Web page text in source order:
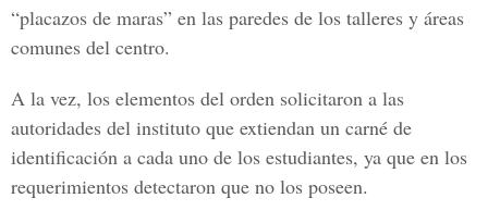
“placazos de maras” en las paredes de los talleres y áreas
comunes del centro.
A la vez, los elementos del orden solicitaron a las
autoridades del instituto que extiendan un carné de
identificación a cada uno de los estudiantes, ya que en los
requerimientos detectaron que no los poseen.